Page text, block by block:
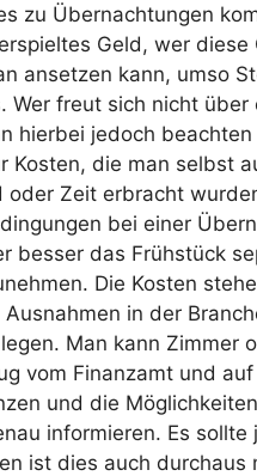
zu Übernachtungen
Geld, wer diese
ansetzen kann, umso
freut sich nicht über
hierbei jedoch
Kosten, die man selbst
oder Zeit erbracht
bei einer
besser das Frühstück
Die Kosten
in der
Man kann Zimmer
vom Finanzamt und
und die
informieren. Es sollte
ist dies auch durchaus